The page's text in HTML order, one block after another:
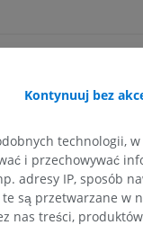
‘Chapter 5: The
(7th ed.) Philadelphia:
Williams & Wilkins,
Kontynuuj bez
technologii,
i przechowywać
adresy IP, sposób
są przetwarzane w
nas treści,